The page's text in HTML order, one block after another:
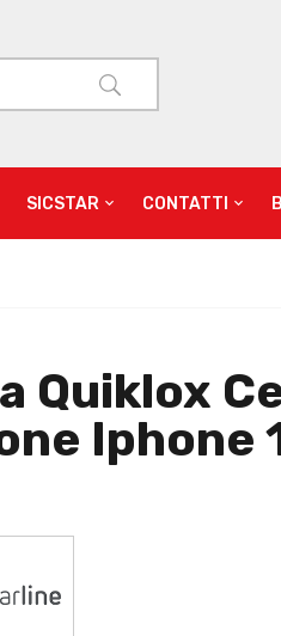
SICSTAR CONTATTI
Quiklox
Iphone